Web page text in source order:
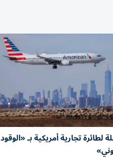
لطائرة تجارية أمريكية بـ «الوقود